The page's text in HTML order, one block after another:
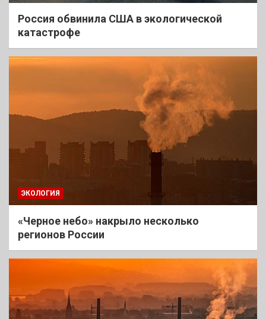
Россия обвинила США в экологической
катастрофе
ЭКОЛОГИЯ
«Черное небо» накрыло несколько
регионов России